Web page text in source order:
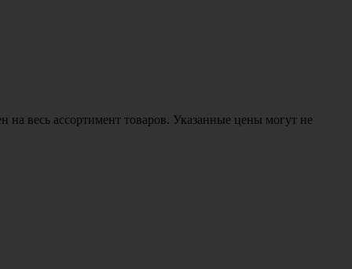
весь ассортимент товаров. Указанные цены могут не